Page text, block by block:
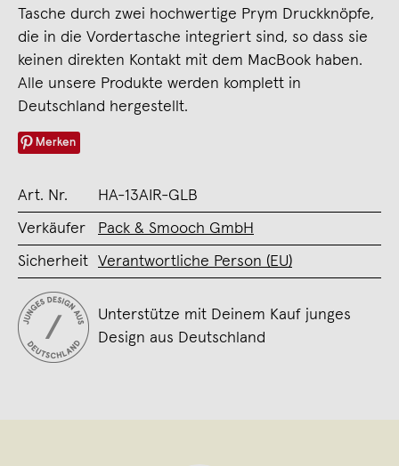
Tasche durch zwei hochwertige Prym Druckknöpfe,
die in die Vordertasche integriert sind, so dass sie
keinen direkten Kontakt mit dem MacBook haben.
Alle unsere Produkte werden komplett in
Deutschland hergestellt.
Merken
Art. Nr. HA-13AIR-GLB
Verkäufer Pack & Smooch GmbH
Sicherheit Verantwortliche Person (EU)
Unterstütze mit Deinem Kauf junges
Design aus Deutschland